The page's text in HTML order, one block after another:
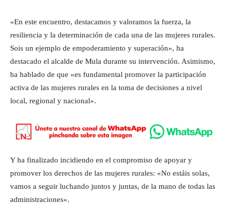
«En este encuentro, destacamos y valoramos la fuerza, la
resiliencia y la determinación de cada una de las mujeres rurales.
Sois un ejemplo de empoderamiento y superación», ha
destacado el alcalde de Mula durante su intervención. Asimismo,
ha hablado de que «es fundamental promover la participación
activa de las mujeres rurales en la toma de decisiones a nivel
local, regional y nacional».
Y ha finalizado incidiendo en el compromiso de apoyar y
promover los derechos de las mujeres rurales: «No estáis solas,
vamos a seguir luchando juntos y juntas, de la mano de todas las
administraciones».